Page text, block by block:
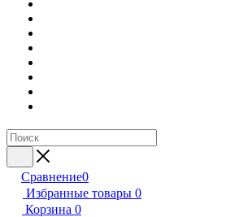
Сравнение0
Избранные товары 0
Корзина 0